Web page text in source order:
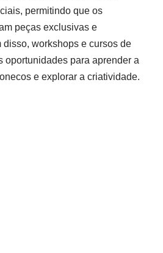
permitindo que os
peças exclusivas e
disso, workshops e cursos de
oportunidades para aprender a
e explorar a criatividade.